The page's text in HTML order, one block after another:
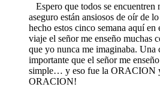
Espero que todos se
aseguro están ansiosos de oír de
hecho estos cinco semana aquí
viaje el señor me enseño muchas
que yo nunca me imaginaba. Una
importante que el señor me
simple… y eso fue la ORACION
ORACION!